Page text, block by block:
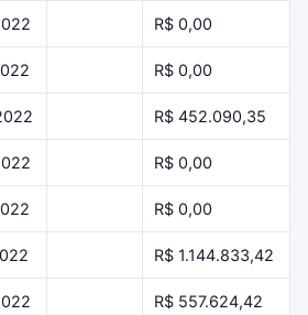
R$ 0,00
R$ 0,00
R$ 452.090,35
R$ 0,00
R$ 0,00
R$ 1.144.833,42
R$ 557.624,42